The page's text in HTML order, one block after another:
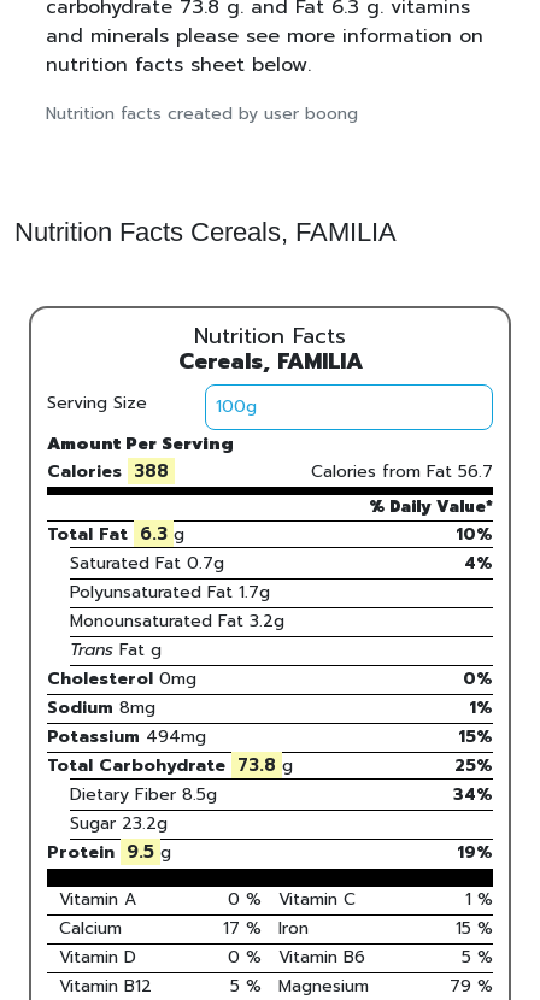
carbohydrate 73.8 g. and Fat 6.3 g. vitamins
and minerals please see more information on
nutrition facts sheet below.
Nutrition facts created by user boong
Nutrition Facts Cereals, FAMILIA
Nutrition Facts
Cereals, FAMILIA
Serving Size
Amount Per Serving
Calories 388 Calories from Fat 56.7
% Daily Value*
Total Fat 6.3 g
10%
Saturated Fat 0.7g 4%
Polyunsaturated Fat 1.7g
Monounsaturated Fat 3.2g
TransFat g
Cholesterol 0mg 0%
Sodium 8mg 1%
Potassium 494mg 15%
Total Carbohydrate 73.8 g 25%
Dietary Fiber 8.5g
34%
Sugar 23.2g
Protein 9.5 g 19%
Vitamin A
0 % Vitamin C 1 %
Calcium
17 % Iron 15 %
Vitamin D
0 % Vitamin B6 5 %
Vitamin B12
5 % Magnesium 79 %